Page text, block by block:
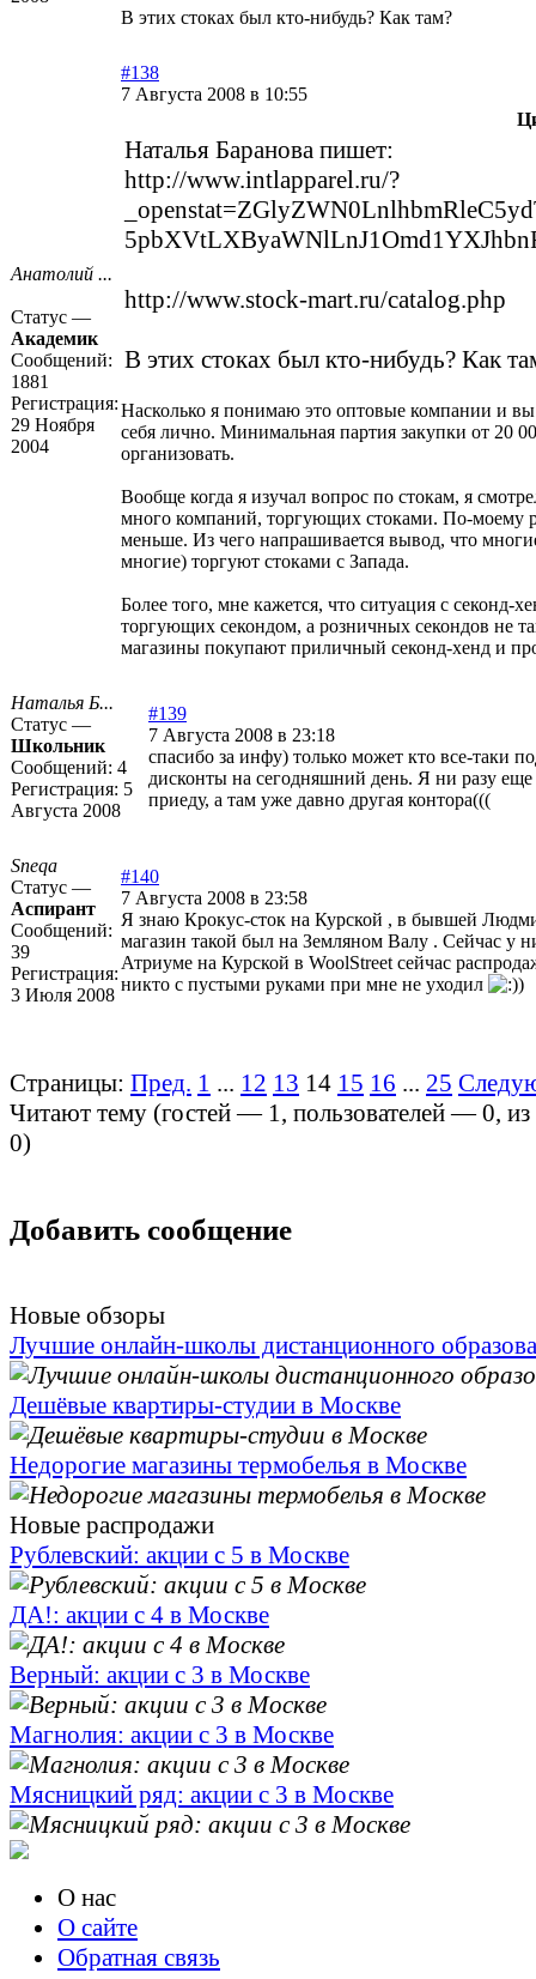
В этих стоках был кто-нибудь? Как там?
Анатолий ...
Статус —
Академик
Сообщений:
1881
Регистрация:
29 Ноября
2004
#138
7 Августа 2008 в 10:55
Наталья Баранова пишет:
http://www.intlapparel.ru/?
http://www.stock-mart.ru/catalog.php
В этих стоках был кто-нибудь? Как
Насколько я понимаю это оптовые компании и
себя лично. Минимальная партия закупки от 20
организовать.
Вообще когда я изучал вопрос по стокам, я
много компаний, торгующих стоками. По-моему
меньше. Из чего напрашивается вывод, что
многие) торгуют стоками с Запада.
Более того, мне кажется, что ситуация с
торгующих секондом, а розничных секондов не
магазины покупают приличный секонд-хенд и
Наталья Б...
Статус —
Школьник
Сообщений: 4
Регистрация: 5
Августа 2008
#139
7 Августа 2008 в 23:18
спасибо за инфу) только может кто все-таки
дисконты на сегодняшний день. Я ни разу
приеду, а там уже давно другая контора(((
Sneqa
Статус —
Аспирант
Сообщений:
39
Регистрация:
3 Июля 2008
#140
7 Августа 2008 в 23:58
Я знаю Крокус-сток на Курской , в бывшей
магазин такой был на Земляном Валу . Сейчас у
Атриуме на Курской в WoolStreet сейчас
никто с пустыми руками при мне не уходил
)
Страницы: Пред. 1 ... 12 13 14 15 16 ... 25
Читают тему (гостей — 1, пользователей —0,
0)
Добавить сообщение
Новые обзоры
Лучшие онлайн-школы дистанционного
Дешёвые квартиры-студии в Москве
Недорогие магазины термобелья в Москве
Новые распродажи
Рублевский: акции с 5 в Москве
ДА!: акции с 4 в Москве
Верный: акции с 3 в Москве
Магнолия: акции с 3 в Москве
Мясницкий ряд: акции с 3 в Москве
О нас
О сайте
Обратная связь